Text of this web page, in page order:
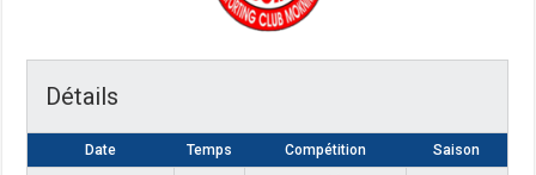
Détails
Date Temps Compétition Saison